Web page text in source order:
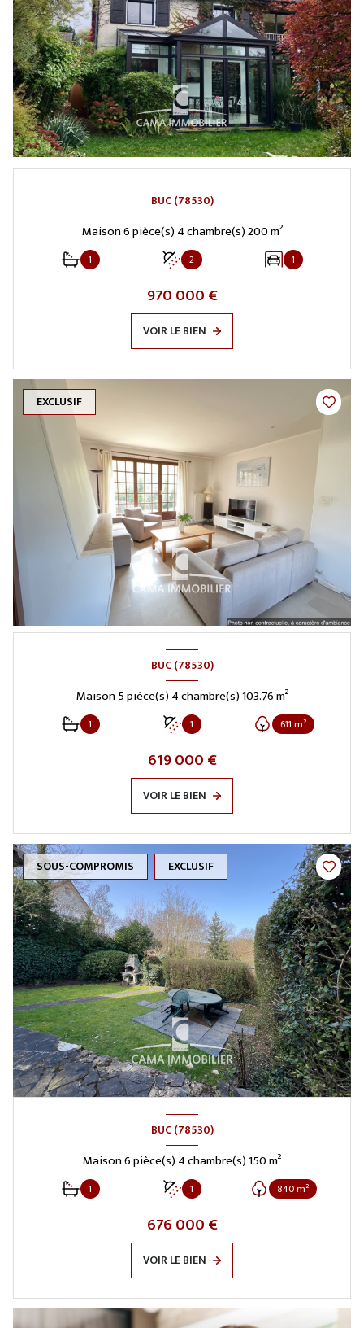
BUC (78530)
Maison 6 pièce(s) 4 chambre(s) 200 m²
1 2 1
970 000 €
VOIR LE BIEN
EXCLUSIF
BUC (78530)
Maison 5 pièce(s) 4 chambre(s) 103.76 m²
1 1 611 m²
619 000 €
VOIR LE BIEN
SOUS-COMPROMIS EXCLUSIF
BUC (78530)
Maison 6 pièce(s) 4 chambre(s) 150 m²
1 1 840 m²
676 000 €
VOIR LE BIEN